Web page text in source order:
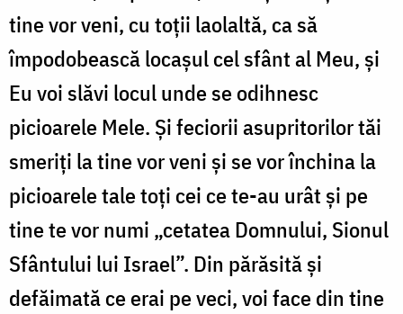
tine vor veni, cu toții laolaltă, ca să
împodobească locașul cel sfânt al Meu, și
Eu voi slăvi locul unde se odihnesc
picioarele Mele. Și feciorii asupritorilor tăi
smeriți la tine vor veni și se vor închina la
picioarele tale toți cei ce te-au urât și pe
tine te vor numi „cetatea Domnului, Sionul
Sfântului lui Israel”. Din părăsită și
defăimată ce erai pe veci, voi face din tine